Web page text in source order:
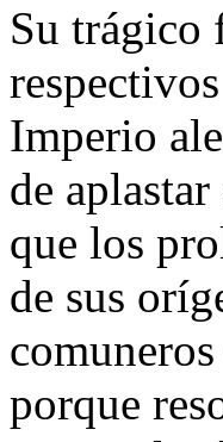
Su trágico
Imperio
de
que los
de sus
porque